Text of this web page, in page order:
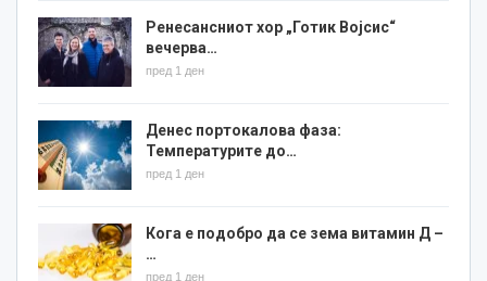
Ренесансниот хор „Готик Војсис“
вечерва…
пред 1 ден
Денес портокалова фаза:
Температурите до…
пред 1 ден
Кога е подобро да се зема витамин Д –
…
пред 1 ден